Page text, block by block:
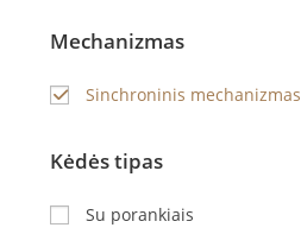
Mechanizmas
Sinchroninis mechanizmas
Kėdės tipas
Su porankiais